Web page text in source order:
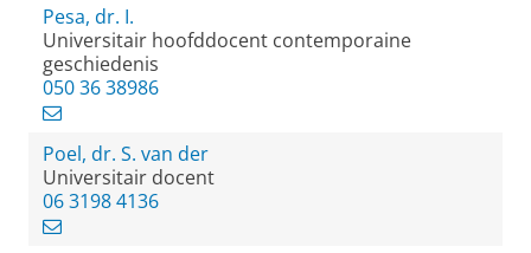
Pesa, dr. I.
Universitair hoofddocent contemporaine
geschiedenis
050 36 38986
Poel, dr. S. van der
Universitair docent
06 3198 4136